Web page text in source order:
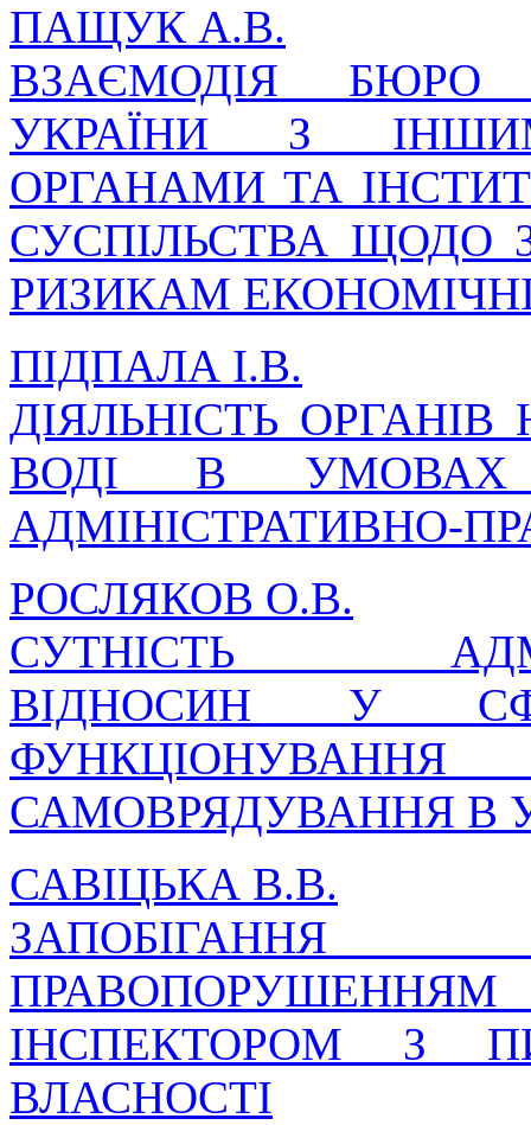
ПАЩУК А.В.
ВЗАЄМОДІЯ БЮРО
УКРАЇНИ З
ОРГАНАМИ ТА
СУСПІЛЬСТВА ЩОДО
РИЗИКАМ
ПІДПАЛА І.В.
ДІЯЛЬНІСТЬ ОРГАНІВ
ВОДІ В УМОВАХ
АДМІНІСТРАТИВНО-
РОСЛЯКОВ О.В.
СУТНІСТЬ
ВІДНОСИН У
ФУНКЦІОНУВАННЯ
САМОВРЯДУВАННЯ В
САВІЦЬКА В.В.
ЗАПОБІГАННЯ
ІНСПЕКТОРОМ З
ВЛАСНОСТІ